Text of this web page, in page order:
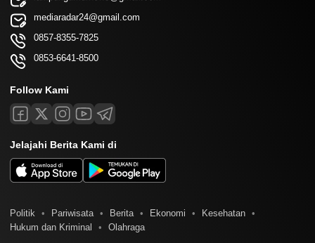
mediaradar24@gmail.com
0857-8355-7825
0853-6641-8500
Follow Kami
Jelajahi Berita Kami di
Politik Pariwisata Berita Ekonomi
Kesehatan
Hukum dan Kriminal
Olahraga